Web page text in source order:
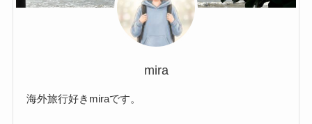
mira
海外旅行好きmiraです。